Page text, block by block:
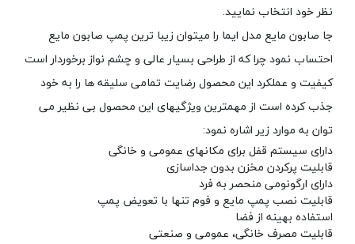
نظر خود انتخاب نمایید.
جا صابون مایع مدل ایما را میتوان زیبا ترین پمپ صابون مایع
احتساب نمود چرا که از طراحی بسیار عالی و چشم نواز برخوردار است
کیفیت و عملکرد این محصول رضایت تمامی سلیقه ها را به خود
جذب کرده است از مهمترین ویژگیهای این محصول بی نظیر می
توان به موارد زیر اشاره نمود:
دارای سیستم قفل برای مکانهای عمومی و خانگی
قابلیت پرکردن مخزن بدون جداسازی
دارای ارگونومی منحصر به فرد
قابلیت نصب پمپ مایع و فوم تنها با تعویض پمپ
استفاده بهینه از فضا
قابلیت مصرف خانگی، عمومی و صنعتی